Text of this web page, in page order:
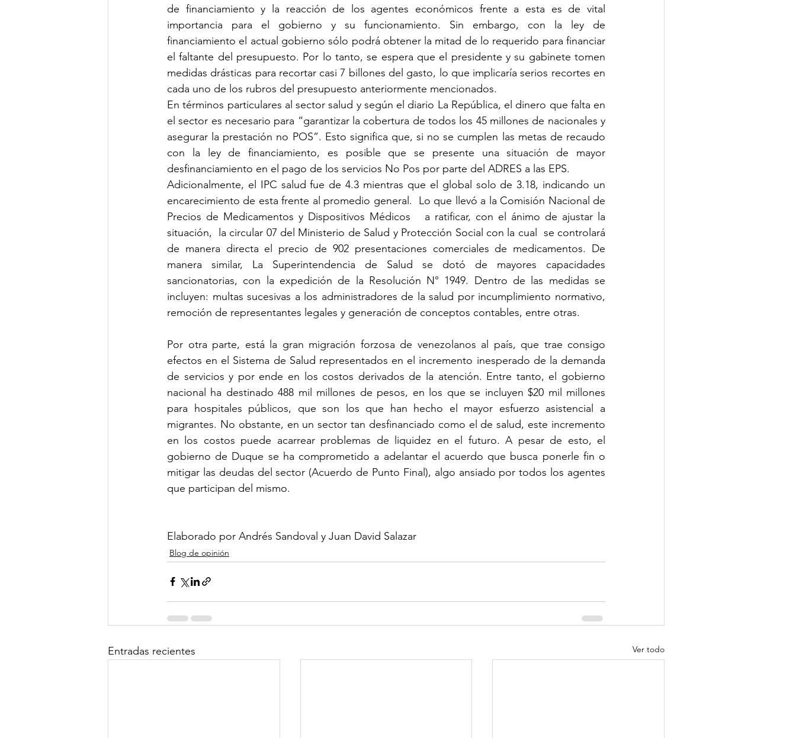
de financiamiento y la reacción de los agentes económicos frente a esta es de vital
importancia para el gobierno y su funcionamiento. Sin embargo, con la ley de
financiamiento el actual gobierno sólo podrá obtener la mitad de lo requerido para financiar
el faltante del presupuesto. Por lo tanto, se espera que el presidente y su gabinete tomen
medidas drásticas para recortar casi 7 billones del gasto, lo que implicaría serios recortes en
cada uno de los rubros del presupuesto anteriormente mencionados.
En términos particulares al sector salud y según el diario La República, el dinero que falta en
el sector es necesario para “garantizar la cobertura de todos los 45 millones de nacionales y
asegurar la prestación no POS”. Esto significa que, si no se cumplen las metas de recaudo
con la ley de financiamiento, es posible que se presente una situación de mayor
desfinanciamiento en el pago de los servicios No Pos por parte del ADRES a las EPS.
Adicionalmente, el IPC salud fue de 4.3 mientras que el global solo de 3.18, indicando un
encarecimiento de esta frente al promedio general.  Lo que llevó a la Comisión Nacional de
Precios de Medicamentos y Dispositivos Médicos   a ratificar, con el ánimo de ajustar la
situación,  la circular 07 del Ministerio de Salud y Protección Social con la cual  se controlará
de manera directa el precio de 902 presentaciones comerciales de medicamentos. De
manera similar, La Superintendencia de Salud se dotó de mayores capacidades
sancionatorias, con la expedición de la Resolución N° 1949. Dentro de las medidas se
incluyen: multas sucesivas a los administradores de la salud por incumplimiento normativo,
remoción de representantes legales y generación de conceptos contables, entre otras.
Por otra parte, está la gran migración forzosa de venezolanos al país, que trae consigo
efectos en el Sistema de Salud representados en el incremento inesperado de la demanda
de servicios y por ende en los costos derivados de la atención. Entre tanto, el gobierno
nacional ha destinado 488 mil millones de pesos, en los que se incluyen $20 mil millones
para hospitales públicos, que son los que han hecho el mayor esfuerzo asistencial a
migrantes. No obstante, en un sector tan desfinanciado como el de salud, este incremento
en los costos puede acarrear problemas de liquidez en el futuro. A pesar de esto, el
gobierno de Duque se ha comprometido a adelantar el acuerdo que busca ponerle fin o
mitigar las deudas del sector (Acuerdo de Punto Final), algo ansiado por todos los agentes
que participan del mismo.
Elaborado por Andrés Sandoval y Juan David Salazar
Blog de opinión
Entradas recientes Ver todo